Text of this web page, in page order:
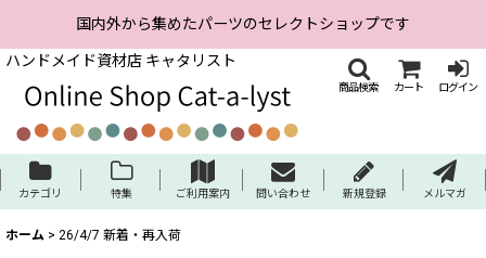
国内外から集めたパーツのセレクトショップです
ハンドメイド資材店 キャタリスト
商品検索 カート ログイン
カテゴリ 特集 ご利用案内 問い合わせ 新規登録 メルマガ
ホーム > 26/4/7 新着・再入荷